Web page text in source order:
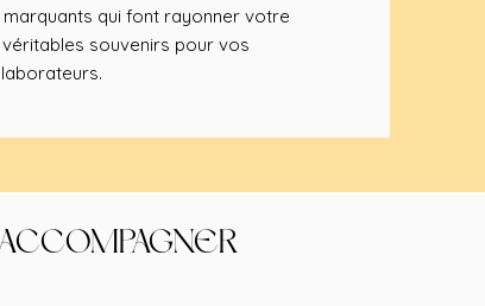
qui font rayonner votre
souvenirs pour vos